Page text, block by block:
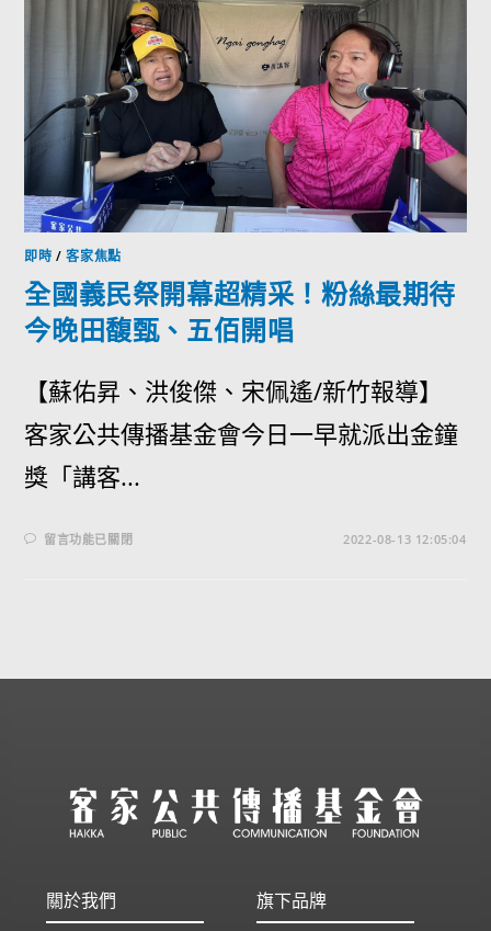
即時 /客家焦點
全國義民祭開幕超精采！粉絲最期待
今晚田馥甄、五佰開唱
【蘇佑昇、洪俊傑、宋佩遙/新竹報導】
客家公共傳播基金會今日一早就派出金鐘
獎「講客...
留言功能已關閉 2022-08-13 12:05:04
關於我們 旗下品牌